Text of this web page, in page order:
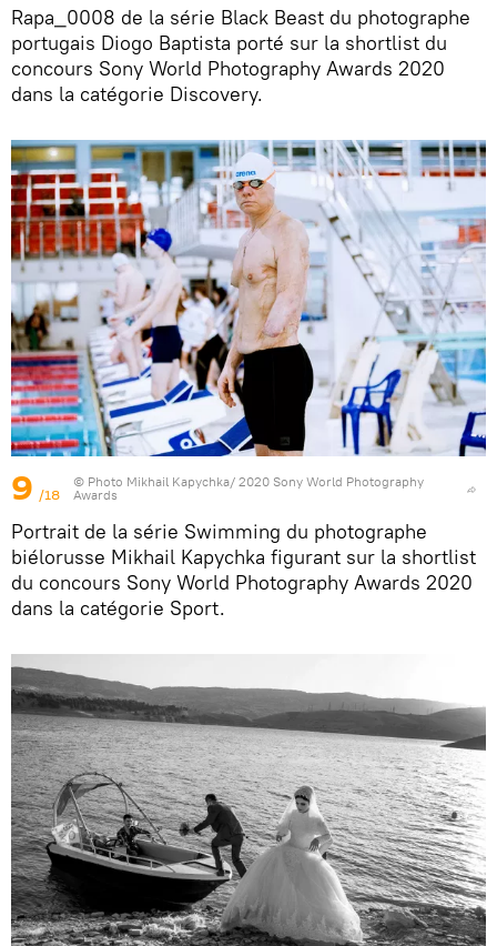
Rapa_0008 de la série Black Beast du photographe
portugais Diogo Baptista porté sur la shortlist du
concours Sony World Photography Awards 2020
dans la catégorie Discovery.
9 /18
© Photo Mikhail Kapychka/ 2020 Sony World Photography
Awards
Portrait de la série Swimming du photographe
biélorusse Mikhail Kapychka figurant sur la shortlist
du concours Sony World Photography Awards 2020
dans la catégorie Sport.